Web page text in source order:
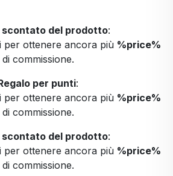
scontato del prodotto:
per ottenere ancora più %price%
di commissione.
per punti:
per ottenere ancora più %price%
di commissione.
scontato del prodotto:
per ottenere ancora più %price%
di commissione.